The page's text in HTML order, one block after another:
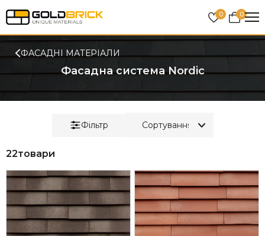
0 0
ФАСАДНІ МАТЕРІАЛИ
Фасадна система Nordic
Фільтр
22товари